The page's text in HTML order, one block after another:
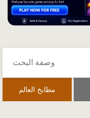
مطابخ العالم